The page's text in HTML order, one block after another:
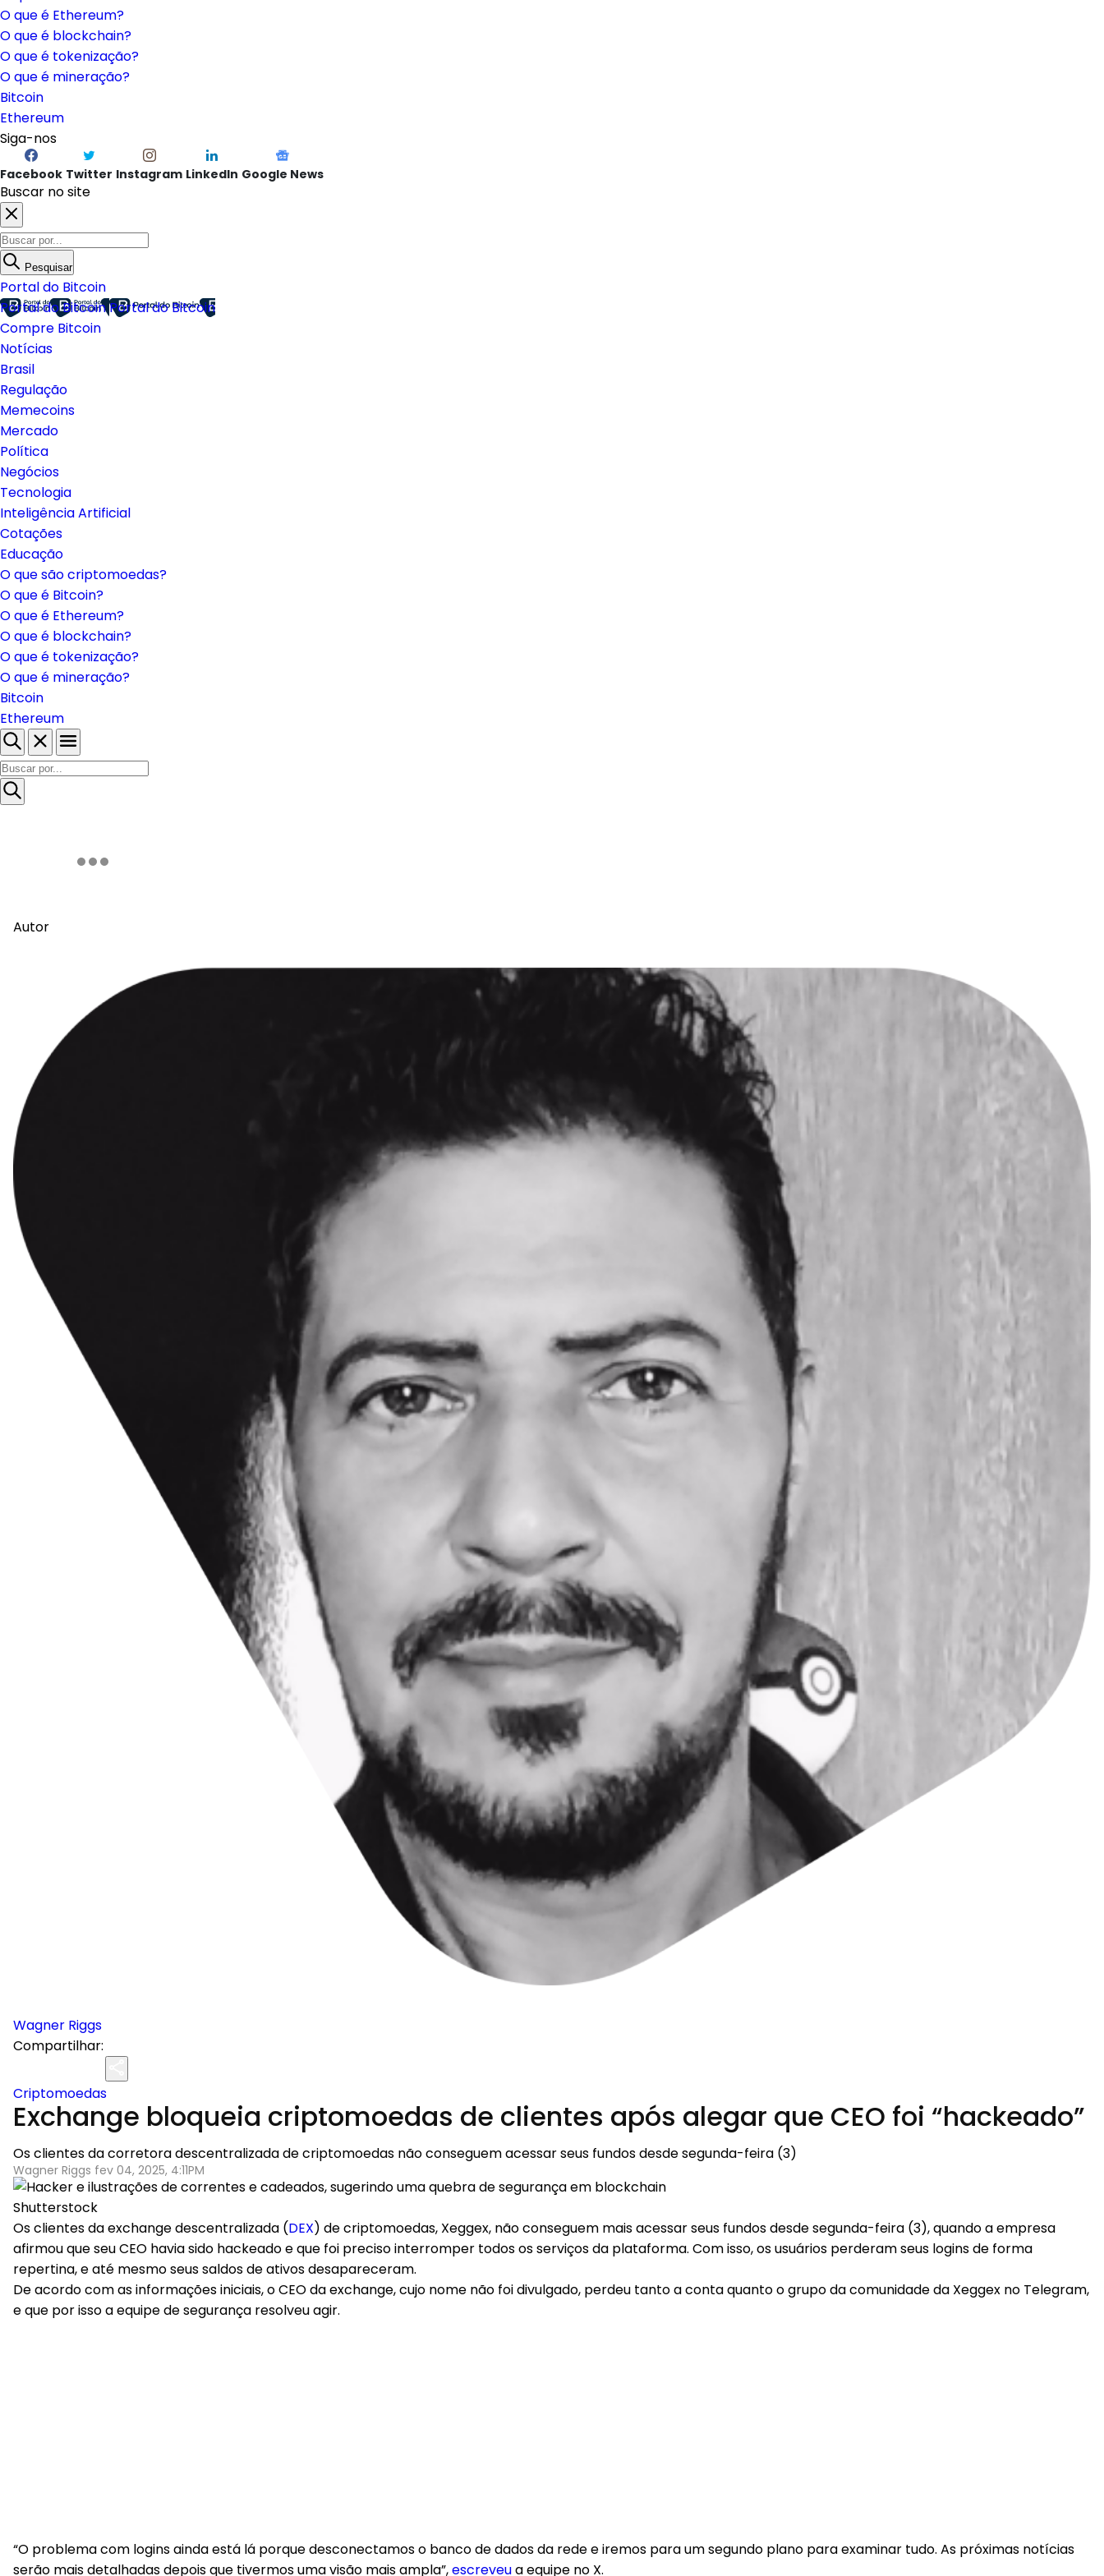
O que é Ethereum?
O que é blockchain?
O que é tokenização?
O que é mineração?
Bitcoin
Ethereum
Siga-nos
Facebook Twitter Instagram LinkedIn Google News
Buscar no site
Pesquisar
Portal do Bitcoin
Portal do BitcoinPortal do Bitcoin
Compre Bitcoin
Notícias
Brasil
Regulação
Memecoins
Mercado
Política
Negócios
Tecnologia
Inteligência Artificial
Cotações
Educação
O que são criptomoedas?
O que é Bitcoin?
O que é Ethereum?
O que é blockchain?
O que é tokenização?
O que é mineração?
Bitcoin
Ethereum
Autor
Wagner Riggs
Compartilhar:
Criptomoedas
Exchange bloqueia criptomoedas de clientes após alegar que CEO foi “hackeado”
Os clientes da corretora descentralizada de criptomoedas não conseguem acessar seus fundos desde segunda-feira (3)
Wagner Riggs fev 04, 2025, 4:11PM
Shutterstock
Os clientes da exchange descentralizada (DEX) de criptomoedas, Xeggex, não conseguem mais acessar seus fundos desde segunda-feira (3), quando a empresa
afirmou que seu CEO havia sido hackeado e que foi preciso interromper todos os serviços da plataforma. Com isso, os usuários perderam seus logins de forma
repertina, e até mesmo seus saldos de ativos desapareceram.
De acordo com as informações iniciais, o CEO da exchange, cujo nome não foi divulgado, perdeu tanto a conta quanto o grupo da comunidade da Xeggex no Telegram,
e que por isso a equipe de segurança resolveu agir.
“O problema com logins ainda está lá porque desconectamos o banco de dados da rede e iremos para um segundo plano para examinar tudo. As próximas notícias
serão mais detalhadas depois que tivermos uma visão mais ampla”,escreveua equipe no X.